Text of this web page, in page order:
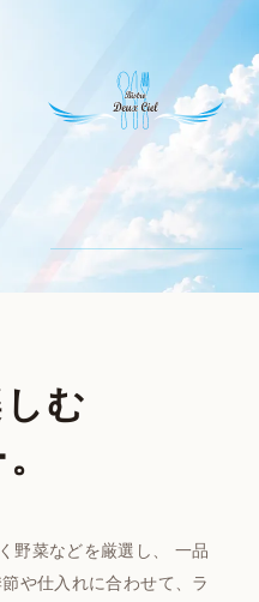
む
野菜などを厳選し、 一品
や仕入れに合わせて、ラ